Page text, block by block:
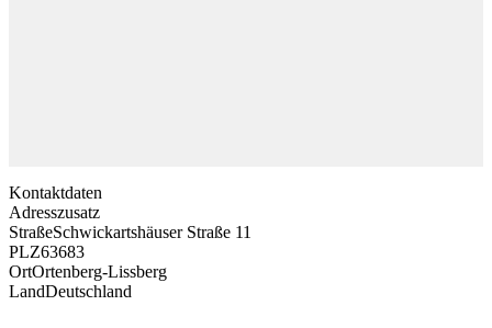
Kontaktdaten
Adresszusatz
StraßeSchwickartshäuser Straße 11
PLZ63683
OrtOrtenberg-Lissberg
LandDeutschland